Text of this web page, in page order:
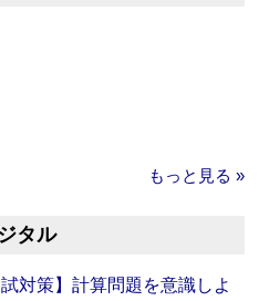
もっと見る »
タル
試対策】計算問題を意識しよ